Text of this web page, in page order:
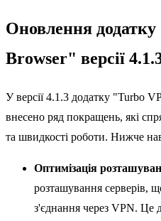
Оновлення
Browser" версії
У версії 4.1.3 додатку "Turbo
внесено ряд покращень, які
та швидкості роботи. Нижче
Оптимізація
розташування серверів,
з'єднання через VPN. Це